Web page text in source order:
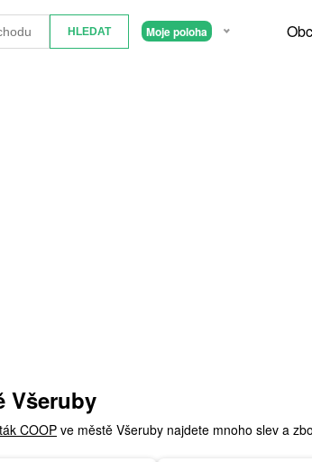
Moje poloha
Všeruby
COOP ve městě Všeruby najdete mnoho slev a